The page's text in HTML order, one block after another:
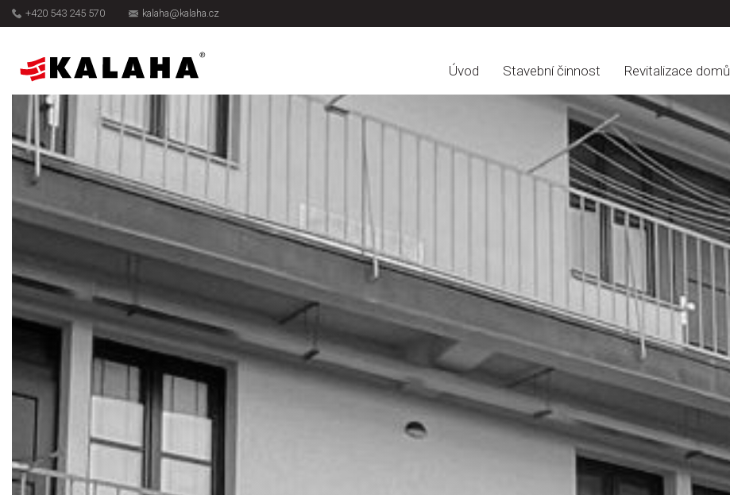
+420 543 245 570 kalaha@kalaha.cz
Úvod Stavební činnost Revitalizace domů